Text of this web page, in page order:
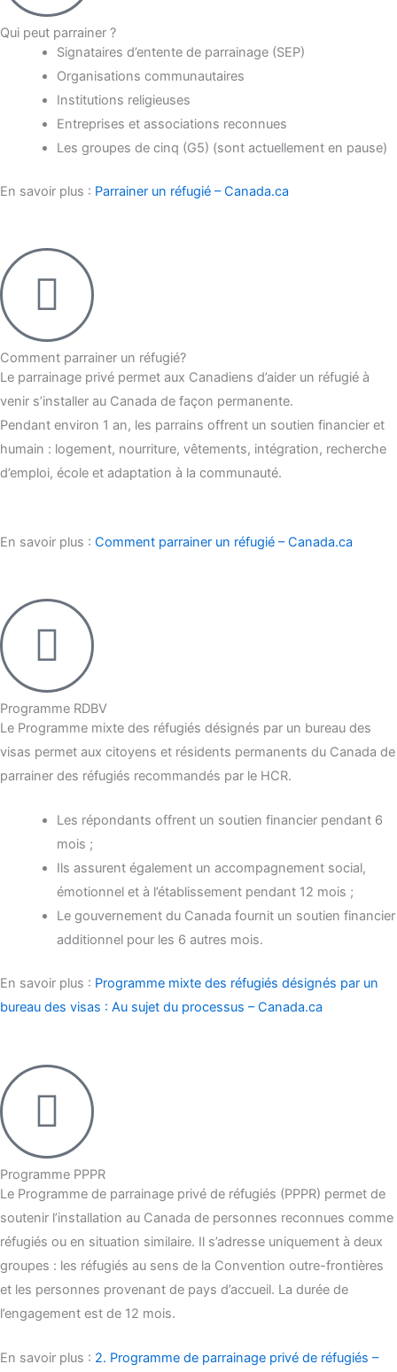
Qui peut parrainer ?
Signataires d’entente de parrainage (SEP)
Organisations communautaires
Institutions religieuses
Entreprises et associations reconnues
Les groupes de cinq (G5) (sont actuellement en pause)
En savoir plus : Parrainer un réfugié – Canada.ca
Comment parrainer un réfugié?
Le parrainage privé permet aux Canadiens d’aider un réfugié à
venir s’installer au Canada de façon permanente.
Pendant environ 1 an, les parrains offrent un soutien financier et
humain : logement, nourriture, vêtements, intégration, recherche
d’emploi, école et adaptation à la communauté.
En savoir plus : Comment parrainer un réfugié – Canada.ca
Programme RDBV
Le Programme mixte des réfugiés désignés par un bureau des
visas permet aux citoyens et résidents permanents du Canada de
parrainer des réfugiés recommandés par le HCR.
Les répondants offrent un soutien financier pendant 6
mois ;
Ils assurent également un accompagnement social,
émotionnel et à l’établissement pendant 12 mois ;
Le gouvernement du Canada fournit un soutien financier
additionnel pour les 6 autres mois.
En savoir plus : Programme mixte des réfugiés désignés par un
bureau des visas : Au sujet du processus – Canada.ca
Programme PPPR
Le Programme de parrainage privé de réfugiés (PPPR) permet de
soutenir l’installation au Canada de personnes reconnues comme
réfugiés ou en situation similaire. Il s’adresse uniquement à deux
groupes : les réfugiés au sens de la Convention outre-frontières
et les personnes provenant de pays d’accueil. La durée de
l’engagement est de 12 mois.
En savoir plus : 2. Programme de parrainage privé de réfugiés –